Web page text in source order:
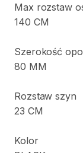
Max rozstaw
140 CM
Szerokość
80 MM
Rozstaw szyn
23 CM
Kolor